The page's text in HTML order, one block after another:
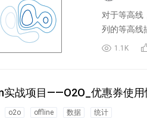
对于等高线
列的等高线
了，在...
1.1K
实战项目——O2O_优惠券使用
o2o offline 数据 统计